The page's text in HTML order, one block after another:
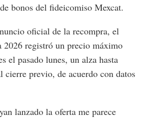
bonos del fideicomiso Mexcat.
oficial de la recompra, el
2026 registró un precio máximo
el pasado lunes, un alza hasta
cierre previo, de acuerdo con datos
lanzado la oferta me parece